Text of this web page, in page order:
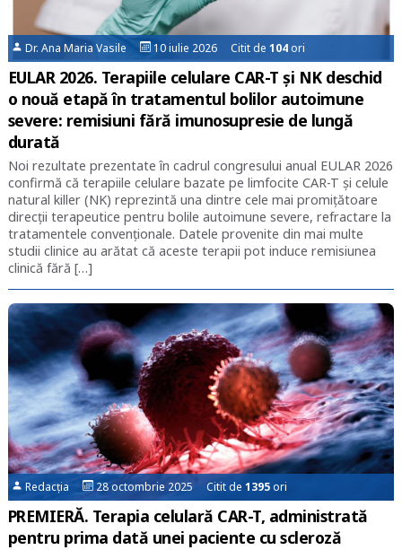
Dr. Ana Maria Vasile 10 iulie 2026 Citit de104 ori
EULAR 2026. Terapiile celulare CAR-T și NK deschid
o nouă etapă în tratamentul bolilor autoimune
severe: remisiuni fără imunosupresie de lungă
durată
Noi rezultate prezentate în cadrul congresului anual EULAR 2026
confirmă că terapiile celulare bazate pe limfocite CAR-T și celule
natural killer (NK) reprezintă una dintre cele mai promițătoare
direcții terapeutice pentru bolile autoimune severe, refractare la
tratamentele convenționale. Datele provenite din mai multe
studii clinice au arătat că aceste terapii pot induce remisiunea
clinică fără […]
Redacția 28 octombrie 2025 Citit de1395ori
PREMIERĂ. Terapia celulară CAR-T, administrată
pentru prima dată unei paciente cu scleroză